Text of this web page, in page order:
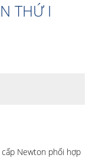
THỨ I
cấp Newton phối hợp